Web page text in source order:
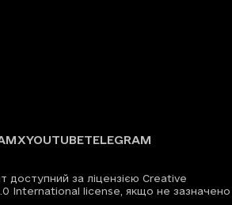
XYOUTUBETELEGRAM
доступний за ліцензією Creative
International license, якщо не зазначено